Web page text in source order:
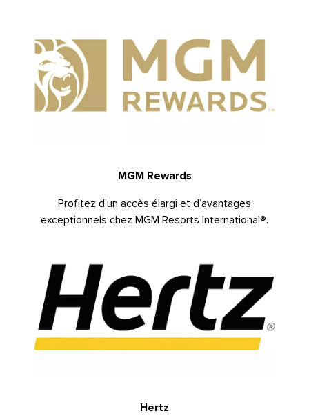
MGM Rewards
Profitez d’un accès élargi et d’avantages
exceptionnels chez MGM Resorts International®.
Hertz